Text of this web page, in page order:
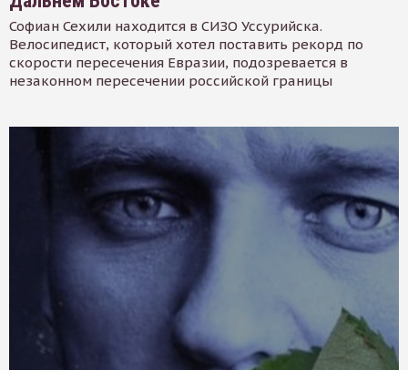
Софиан Сехили находится в СИЗО Уссурийска.
Велосипедист, который хотел поставить рекорд по
скорости пересечения Евразии, подозревается в
незаконном пересечении российской границы